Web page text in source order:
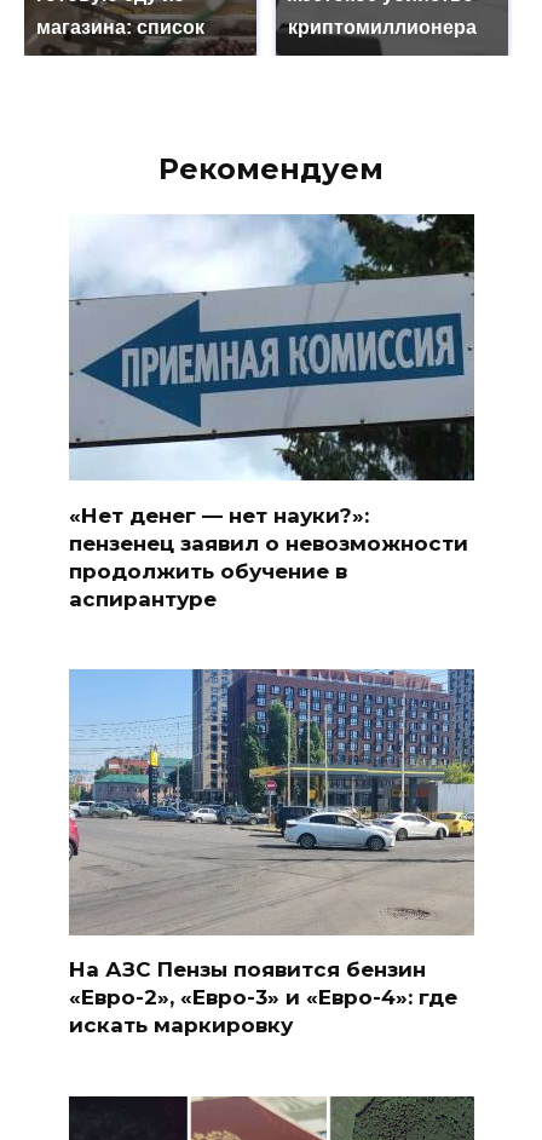
магазина: список
криптомиллионера
Рекомендуем
«Нет денег — нет науки?»:
пензенец заявил о невозможности
продолжить обучение в
аспирантуре
На АЗС Пензы появится бензин
«Евро-2», «Евро-3» и «Евро-4»: где
искать маркировку